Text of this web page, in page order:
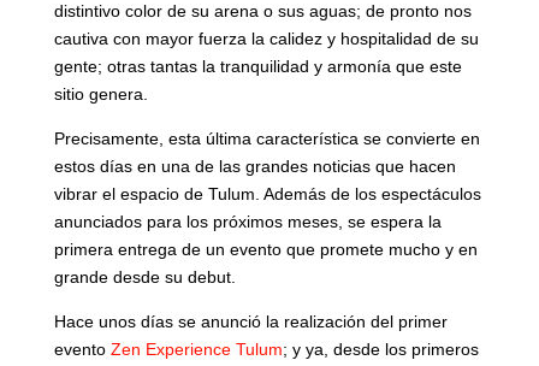
distintivo color de su arena o sus aguas; de pronto nos
cautiva con mayor fuerza la calidez y hospitalidad de su
gente; otras tantas la tranquilidad y armonía que este
sitio genera.
Precisamente, esta última característica se convierte en
estos días en una de las grandes noticias que hacen
vibrar el espacio de Tulum. Además de los espectáculos
anunciados para los próximos meses, se espera la
primera entrega de un evento que promete mucho y en
grande desde su debut.
Hace unos días se anunció la realización del primer
evento Zen Experience Tulum; y ya, desde los primeros